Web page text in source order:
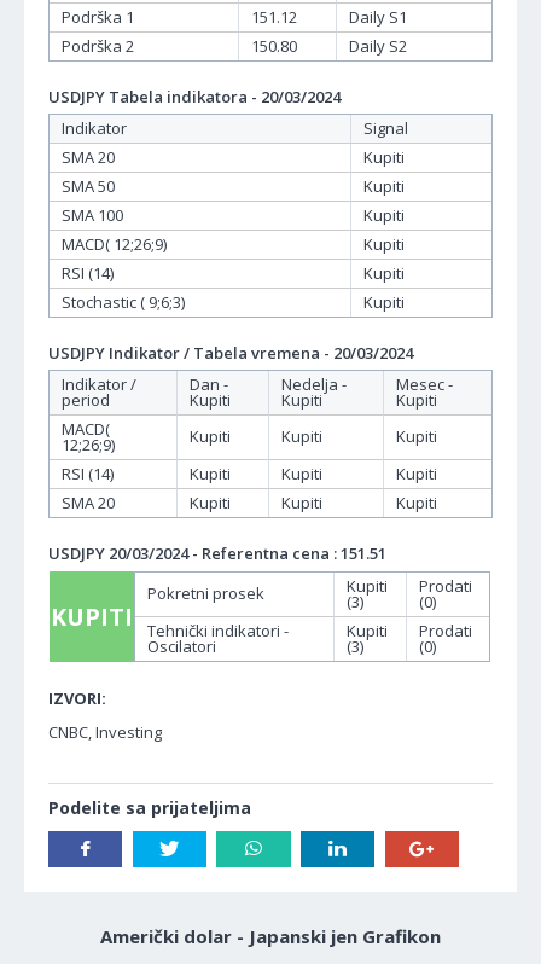
Podrška 1
151.12
Daily S1
Podrška 2
150.80 Daily S2
USDJPY Tabela indikatora - 20/03/2024
Indikator
Signal
SMA 20
Kupiti
SMA 50
Kupiti
SMA 100
Kupiti
MACD( 12;26;9)
Kupiti
RSI (14)
Kupiti
Stochastic ( 9;6;3)
Kupiti
USDJPY Indikator / Tabela vremena - 20/03/2024
Indikator /
period
Dan -
Kupiti
Nedelja -
Kupiti
Mesec -
Kupiti
MACD(
12;26;9) Kupiti Kupiti
Kupiti
RSI (14)
Kupiti Kupiti
Kupiti
SMA 20
Kupiti Kupiti Kupiti
USDJPY 20/03/2024 - Referentna cena : 151.51
KUPITI
Pokretni prosek Kupiti
(3)
Prodati
(0)
Tehnički indikatori -
Oscilatori
Kupiti
(3)
Prodati
(0)
IZVORI:
CNBC, Investing
Podelite sa prijateljima
Američki dolar - Japanski jen Grafikon